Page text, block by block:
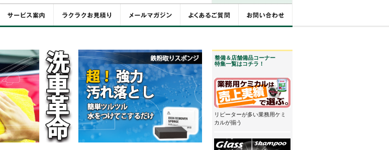
整備＆店舗備品コーナー
特集一覧はコチラ！
リピーターが多い業務用ケミ
カルが揃う